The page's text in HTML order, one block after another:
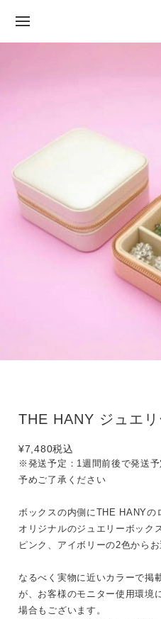
THE HANY ジュエリ
¥7,480税込
※発送予定：1週間前後で発送予
予めご了承ください
ボックスの内側にTHE HANYの
オリジナルのジュエリーボックス
ピンク、アイボリーの2色からお
なるべく実物に近いカラーで掲
が、お客様のモニター使用環境
場合もございます。